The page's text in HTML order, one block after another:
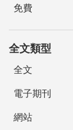
免費
全文類型
全文
電子期刊
網站